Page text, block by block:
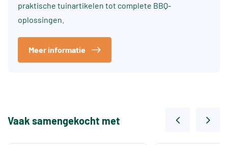
praktische tuinartikelen tot complete BBQ-
oplossingen.
Meer informatie
Vaak samengekocht met